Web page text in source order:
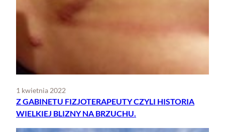
1 kwietnia 2022
Z GABINETU FIZJOTERAPEUTY CZYLI HISTORIA
WIELKIEJ BLIZNY NA BRZUCHU.